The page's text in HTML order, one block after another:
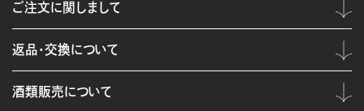
ご注文に関しまして
返品・交換について
酒類販売について